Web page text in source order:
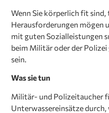
Wenn Sie körperlich fit
Herausforderungen mögen
mit guten Sozialleistungen
beim Militär oder der Polizei
sein.
Was sie tun
Militär- und Polizeitaucher
Unterwassereinsätze durch,